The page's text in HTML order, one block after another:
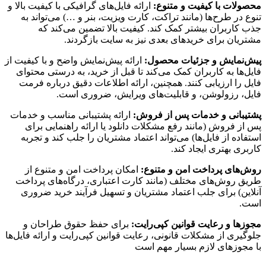
محصولات با کیفیت و متنوع: ارائه فایل‌های گرافیکی با کیفیت بالا و
تنوع در طرح‌ها (مانند تراکت، کارت ویزیت، بنر و …) می‌تواند به
جذب کاربران بیشتر کمک کند. کیفیت بالا تضمین می‌کند که
مشتریان برای خریدهای بعدی نیز به سایت بازگردند​.
پیش‌نمایش و جزئیات محصول: ارائه پیش‌نمایش واضح و با کیفیت از
فایل‌ها به کاربران کمک می‌کند تا قبل از خرید، به درستی محتوای
فایل را ارزیابی کنند. همچنین، ارائه اطلاعات دقیق درباره فرمت
فایل، رزولوشن، و قابلیت‌های ویرایش، ضروری است​.
پشتیبانی و خدمات پس از فروش: ارائه پشتیبانی مناسب و خدمات
پس از فروش (مانند رفع مشکلات دانلود یا ارائه راهنمایی برای
استفاده از فایل‌ها) می‌تواند اعتماد مشتریان را جلب کند و تجربه
کاربری بهتری ایجاد کند​.
روش‌های پرداخت امن و متنوع: امکان پرداخت امن و متنوع از
طریق روش‌های مختلف (مانند کارت اعتباری، درگاه‌های پرداخت
آنلاین) برای جلب اعتماد مشتریان و تسهیل فرآیند خرید ضروری
است​.
مجوزها و رعایت قوانین کپی‌رایت: برای حفظ حقوق طراحان و
جلوگیری از مشکلات قانونی، رعایت قوانین کپی‌رایت و ارائه فایل‌ها
با مجوزهای لازم بسیار مهم است​